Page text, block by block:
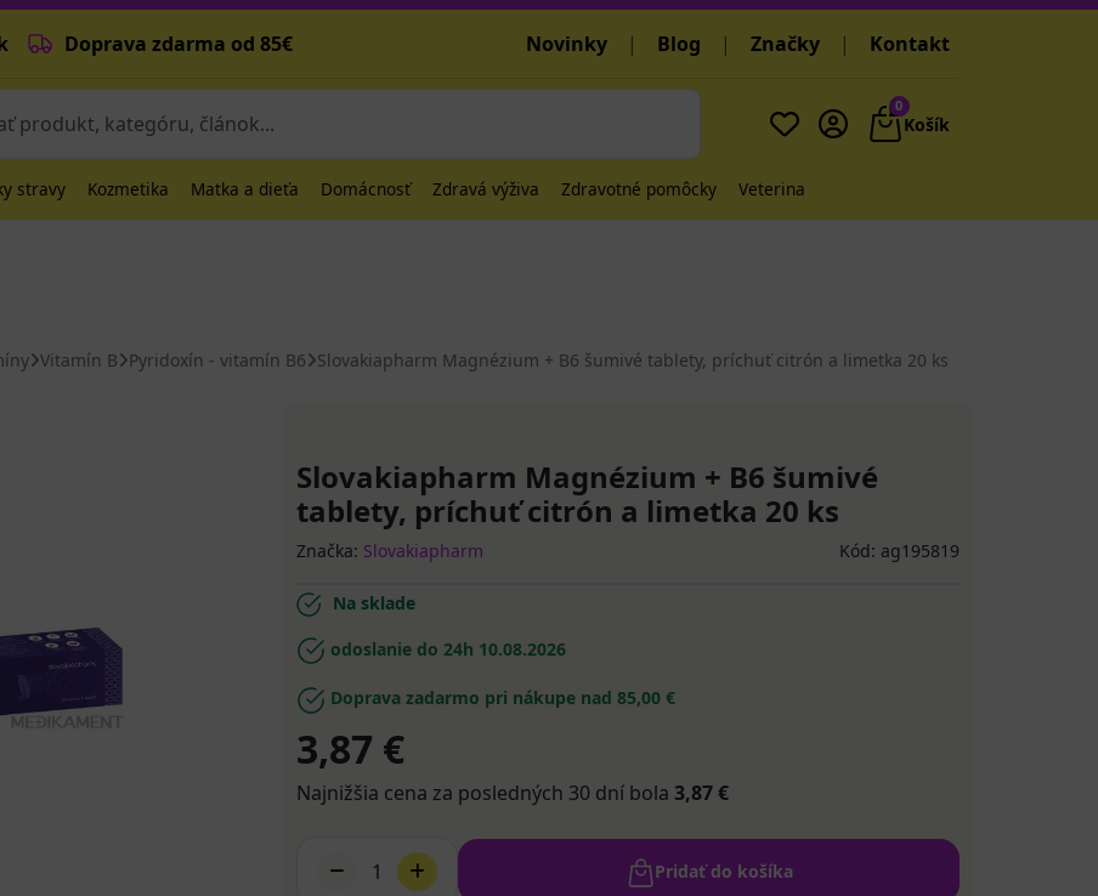
Doprava zdarma od 85€ Novinky | Blog | Značky | Kontakt
0
Košík
stravy Kozmetika Matka a dieťa Domácnosť Zdravá výživa Zdravotné pomôcky Veterina
Vitamín B Pyridoxín - vitamín B6 Slovakiapharm Magnézium + B6 šumivé tablety, príchuť citrón a limetka 20 ks
Slovakiapharm Magnézium + B6 šumivé
tablety, príchuť citrón a limetka 20 ks
Značka: Slovakiapharm Kód: ag195819
Na sklade
odoslanie do 24h 10.08.2026
Doprava zadarmo pri nákupe nad 85,00 €
3,87 €
Najnižšia cena za posledných 30 dní bola 3,87 €
1 Pridať do košíka